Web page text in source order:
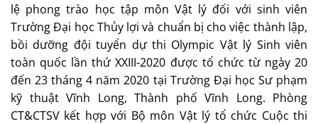
lệ phong trào học tập môn Vật lý đối với sinh viên
Trường Đại học Thủy lợi và chuẩn bị cho việc thành lập,
bồi dưỡng đội tuyển dự thi Olympic Vật lý Sinh viên
toàn quốc lần thứ XXIII-2020 được tổ chức từ ngày 20
đến 23 tháng 4 năm 2020 tại Trường Đại học Sư phạm
kỹ thuật Vĩnh Long, Thành phố Vĩnh Long. Phòng
CT&CTSV kết hợp với Bộ môn Vật lý tổ chức Cuộc thi